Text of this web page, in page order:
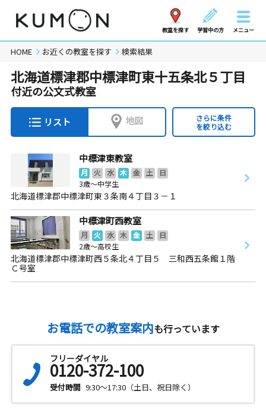
教室を探す 学習中の方 メニュー
HOME お近くの教室を探す 検索結果
北海道標津郡中標津町東十五条北５丁目
付近の公文式教室
リスト 地図
さらに条件
を絞り込む
中標津東教室
月 火 水 木 金 土
日
3歳～中学生
北海道標津郡中標津町東３条南４丁目３－１
中標津町西教室
月 火 水 木 金 土
日
2歳～高校生
北海道標津郡中標津町西５条北４丁目５ 三和西五条館１階
Ｃ号室
お電話での教室案内も行っています
フリーダイヤル
0120-372-100
受付時間 9:30～17:30（土日、祝日除く）